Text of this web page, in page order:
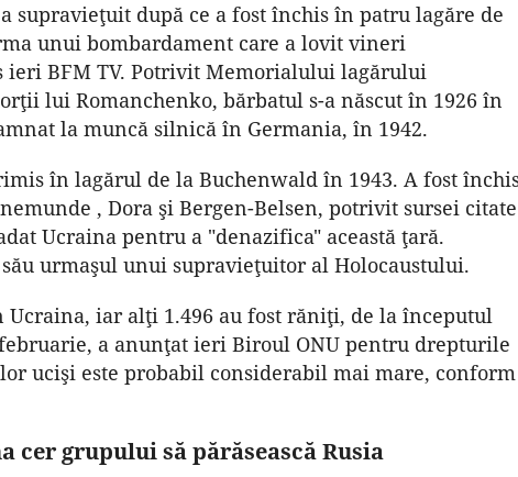
supravieţuit după ce a fost închis în patru lagăre de
unui bombardament care a lovit vineri
ieri BFM TV. Potrivit Memorialului lagărului
lui Romanchenko, bărbatul s-a născut în 1926 în
la muncă silnică în Germania, în 1942.
în lagărul de la Buchenwald în 1943. A fost
, Dora şi Bergen-Belsen, potrivit sursei
Ucraina pentru a "denazifica" această ţară.
urmaşul unui supravieţuitor al Holocaustului.
iar alţi 1.496 au fost răniţi, de la începutul
a anunţat ieri Biroul ONU pentru drepturile
ucişi este probabil considerabil mai mare, conform
grupului să părăsească Rusia